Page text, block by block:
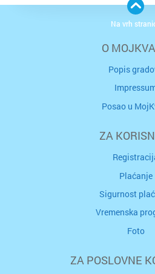
O
Popis
Posao u
ZA
Plaćanje
Sigurnost
Vremenska
Foto
ZA POSLOVNE
Na vrh